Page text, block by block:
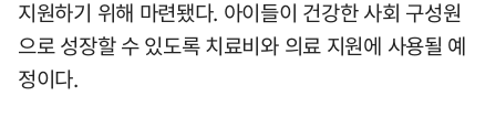
지원하기 위해 마련됐다. 아이들이 건강한 사회 구성원
으로 성장할 수 있도록 치료비와 의료 지원에 사용될 예
정이다.